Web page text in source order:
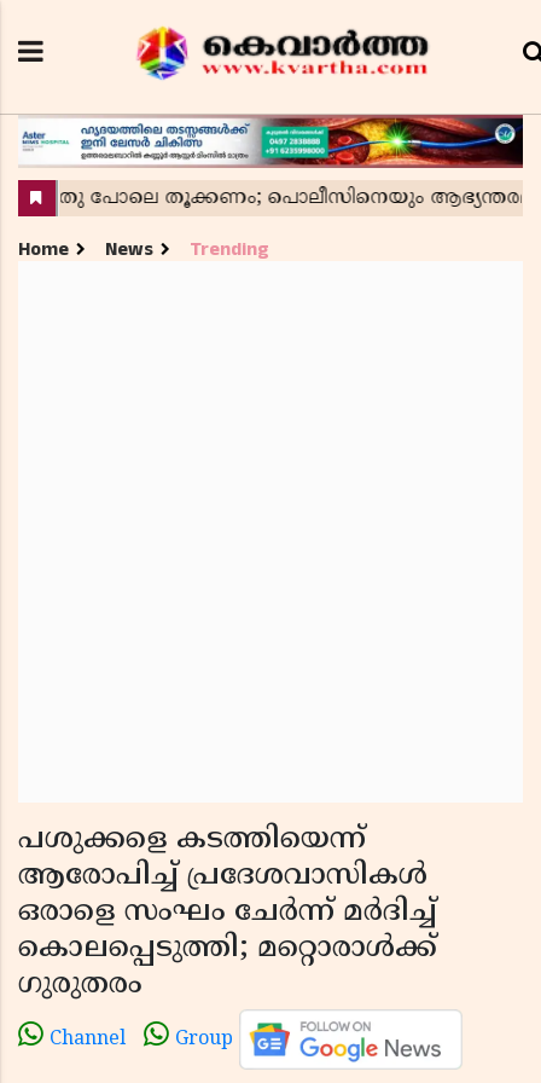
Home News Trending
പശുക്കളെ കടത്തിയെന്ന്
ആരോപിച്ച് പ്രദേശവാസികള്‍
ഒരാളെ സംഘം ചേര്‍ന്ന് മര്‍ദിച്ച്
കൊലപ്പെടുത്തി; മറ്റൊരാള്‍ക്ക്
ഗുരുതരം
Channel Group